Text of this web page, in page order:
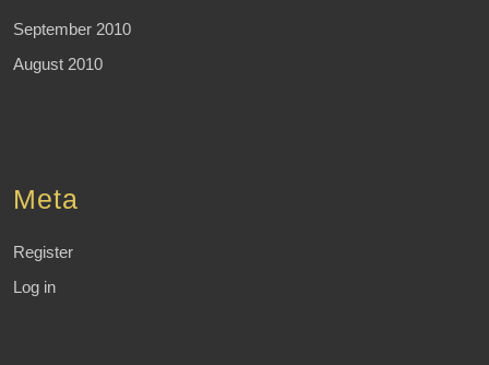
September 2010
August 2010
Meta
Register
Log in